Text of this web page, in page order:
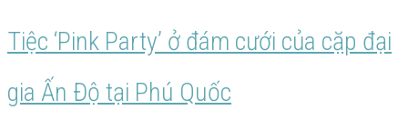
ở
Quốc
Tiệc ‘Pink Party’ ở đám cưới của cặp đại
gia Ấn Độ tại Phú Quốc